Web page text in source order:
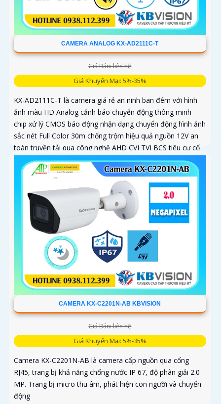
CAMERA ANALOG KX-AD2111C-T
Giá Bán: liên hệ
Giá Khuyến Mại: 5%-35%
KX-AD2111C-T là camera giá rẻ an ninh ban đêm với hình
ảnh màu HD Analog cảnh báo chuyển động thông minh
chip xử lý CMOS báo động nhận dạng chuyển động hình ảnh
sắc nét Full Color 30m chống trộm hiệu quả nguồn 12V an
toàn truyền tải qua công nghệ AHD CVI TVI BCS tiêu cự cố
định 3. 6mm và đầu ghi chức năng xem ban đêm màu
CAMERA KX-C2201N-AB KBVISION
Giá Bán: liên hệ
Giá Khuyến Mại: 5%-35%
Camera KX-C2201N-AB là camera cấp nguồn qua cổng
RJ45, trang bị khả năng chống nước IP 67, độ phân giải 2.0
MP. Trang bị micro thu âm, phát hiện con người và chuyển
động